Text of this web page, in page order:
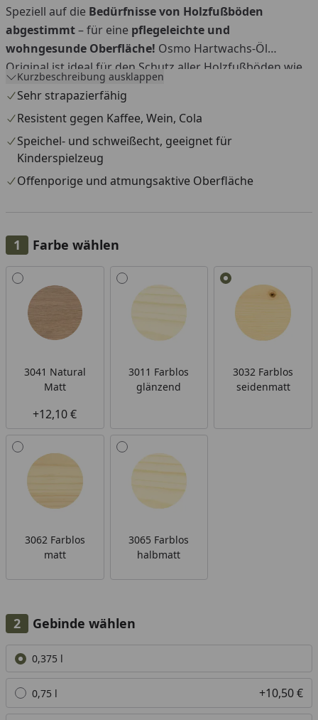
Speziell auf die Bedürfnisse von Holzfußböden
abgestimmt– für eine pflegeleichte und
wohngesunde Oberfläche! Osmo Hartwachs-Öl
Original ist ideal für den Schutz aller Holzfußböden wie
Gartenhaus-Fußböden, Massivholzdielen,
Landhausdielen, Schiffsböden, OSB- und Korkfußböden
sowie für Möbeloberflächen. Das Hartwachs-Öl darf
nicht in Sauna-Innenräumen verwendet werden (die
Verwendung in Saunahaus-Vorräumen ist problemlos
möglich).
Farbtöne/Glanzgrad: 3011 Farblos glänzend, 3032
Farblos seidenmatt, 3062 Farblos matt, 3065 Farblos
halbmatt, 3041 Natural Matt
Erhältliche Gebinde:
0,375 l ausreichend für ca. 9 m²
0,75 l ausreichend für ca. 18 m²
2,5 l ausreichend für ca. 60 m²
10 l ausreichend für ca. 240 m²
Kurzbeschreibung ausklappen
Sehr strapazierfähig
Resistent gegen Kaffee, Wein, Cola
Speichel- und schweißecht, geeignet für
Kinderspielzeug
Offenporige und atmungsaktive Oberfläche
Farbe wählen
Alle anzeigen (5)
3041 Natural
Matt
+12,10 €
3011 Farblos
glänzend
3032 Farblos
seidenmatt
3062 Farblos
matt
3065 Farblos
halbmatt
Gebinde wählen
Alle anzeigen (5)
0,375 l
0,75 l +10,50 €